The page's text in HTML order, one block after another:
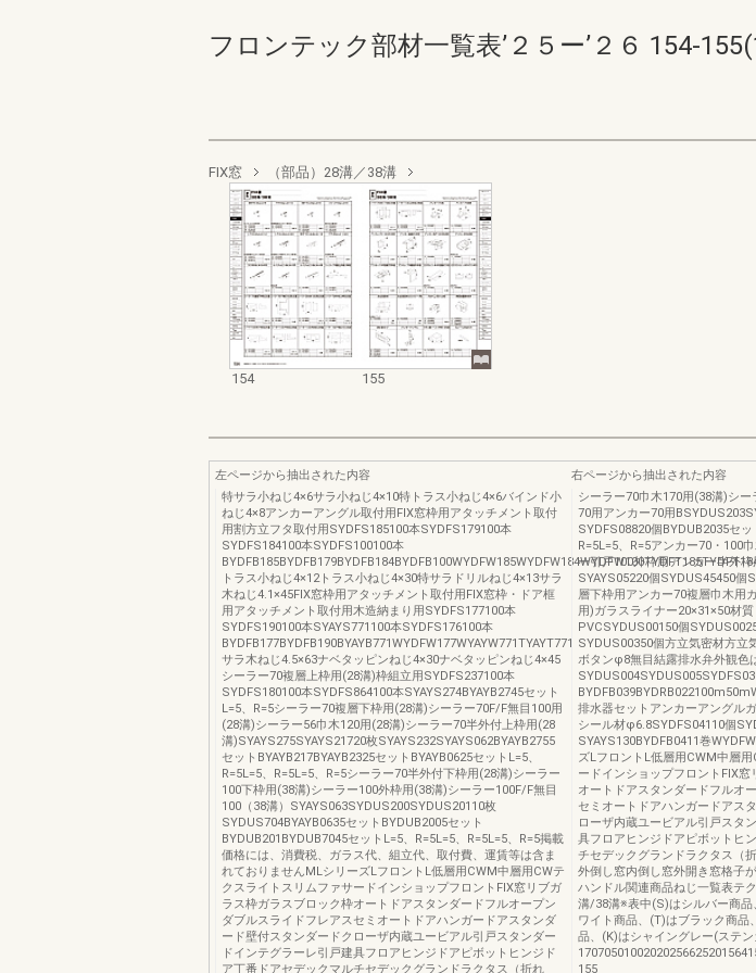
フロンテック部材一覧表’２５ー’２６ 154-
FIX窓 （部品）28溝／38溝
154 155
左ページから抽出された内容
特サラ小ねじ4×6サラ小ねじ4×10特トラス小ねじ4×6バインド小
ねじ4×8アンカーアングル取付用FIX窓枠用アタッチメント取付
用割方立フタ取付用SYDFS185100本SYDFS179100本
SYDFS184100本SYDFS100100本
トラス小ねじ4×12トラス小ねじ4×30特サラドリルねじ4×13サラ
木ねじ4.1×45FIX窓枠用アタッチメント取付用FIX窓枠・ドア框
用アタッチメント取付用木造納まり用SYDFS177100本
SYDFS190100本SYAYS771100本SYDFS176100本
BYDFB177BYDFB190BYAYB771WYDFW177WYAYW771TYAYT771
サラ木ねじ4.5×63ナベタッピンねじ4×30ナベタッピンねじ4×45
シーラー70複層上枠用(28溝)枠組立用SYDFS237100本
SYDFS180100本SYDFS864100本SYAYS274BYAYB2745セット
L=5、R=5シーラー70複層下枠用(28溝)シーラー70F/F無目100用
(28溝)シーラー56巾木120用(28溝)シーラー70半外付上枠用(28
溝)SYAYS275SYAYS21720枚SYAYS232SYAYS062BYAYB2755
セットBYAYB217BYAYB2325セットBYAYB0625セットL=5、
R=5L=5、R=5L=5、R=5シーラー70半外付下枠用(28溝)シーラー
100下枠用(38溝)シーラー100外枠用(38溝)シーラー100F/F無目
100（38溝）SYAYS063SYDUS200SYDUS20110枚
SYDUS704BYAYB0635セットBYDUB2005セット
BYDUB201BYDUB7045セットL=5、R=5L=5、R=5L=5、R=5掲載
価格には、消費税、ガラス代、組立代、取付費、運賃等は含ま
れておりませんMLシリーズLフロントL低層用CWM中層用CWテ
クスライトスリムファサードインショップフロントFIX窓リブガ
ラス枠ガラスブロック枠オートドアスタンダードフルオープン
ダブルスライドフレアスセミオートドアハンガードアスタンダ
ード壁付スタンダードクローザ内蔵ユービアル引戸スタンダー
ドインテグラーレ引戸建具フロアヒンジドアピボットヒンジド
ア丁番ドアセデックマルチセデックグランドラクタス（折れ
右ページから抽出された内容
シーラー70巾木170用(38溝)シ
70用アンカー70用
SYDFS08820個BYDUB2035セッ
R=5L=5、R=5アンカー70・100
ー引戸100外枠用アンカー半外
SYAYS05220個SYDUS45450個
層下枠用アンカー70複層巾木用
用)ガラスライナー20×31×50材質
PVCSYDUS00150個
SYDUS00350個方立気密材方立
ボタンφ8無目結露排水弁外観色
排水器セットアンカーアングル
シール材φ6.8SYDFS04110個
SYAYS130BYDFB0411巻
ズLフロントL低層用CWM中層
ードインショップフロントFIX
オートドアスタンダードフルオ
セミオートドアハンガードアス
ローザ内蔵ユービアル引戸スタ
具フロアヒンジドアピボットヒ
チセデックグランドラクタス（
外倒し窓内倒し窓外開き窓格子
ハンドル関連商品ねじ一覧表テ
溝/38溝※表中(S)はシルバー商
ワイト商品、(T)はブラック商
品、(K)はシャイングレー(ステン
155